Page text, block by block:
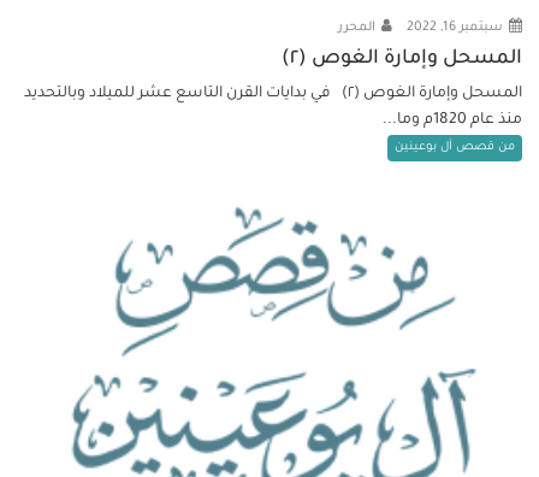
سبتمبر 16, 2022 المحرر
المسحل وإمارة الغوص (٢)
المسحل وإمارة الغوص (٢) في بدايات القرن التاسع عشر للميلاد وبالتحديد
منذ عام 1820م وما...
من قصص آل بوعينين